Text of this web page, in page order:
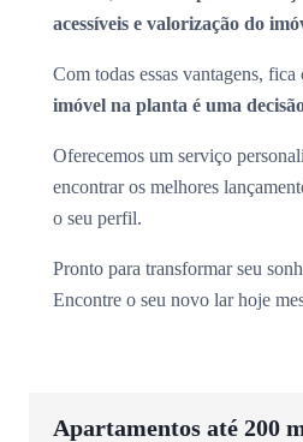
acessíveis e valorização do
Com todas essas vantagens, fica
imóvel na planta é uma
Oferecemos um serviço
encontrar os melhores
o seu perfil.
Pronto para transformar seu
Encontre o seu novo lar hoje
Apartamentos até 200